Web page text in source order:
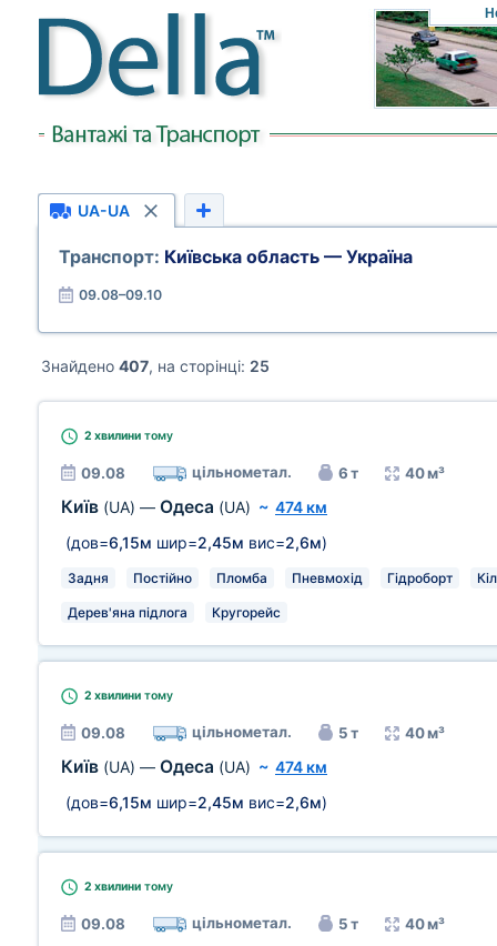
UA-UA
Транспорт: Київська область — Україна
09.08–09.10
Знайдено 407, на сторінці: 25
2 хвилини тому
09.08 цільнометал. 6 т 40 м³
Київ (UA) — Одеса (UA) ~ 474 км
(дов=6,15м шир=2,45м вис=2,6м)
Задня Постійно Пломба Пневмохід Гідроборт
Дерев'яна підлога Кругорейс
2 хвилини тому
09.08 цільнометал. 5 т 40 м³
Київ (UA) — Одеса (UA) ~ 474 км
(дов=6,15м шир=2,45м вис=2,6м)
2 хвилини тому
09.08 цільнометал. 5 т 40 м³